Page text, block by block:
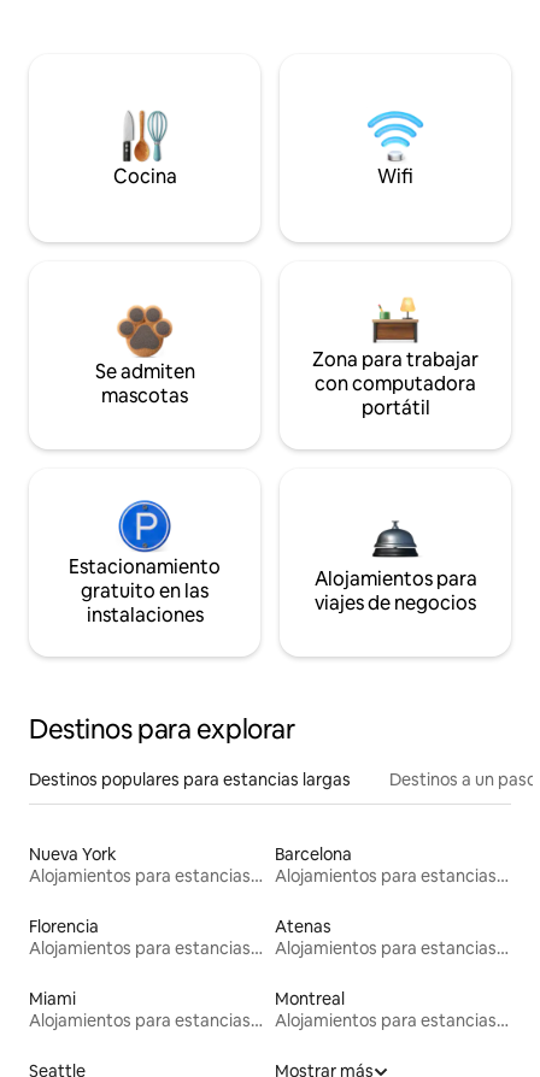
Cocina Wifi
Se admiten
mascotas
Zona para trabajar
con computadora
portátil
Estacionamiento
gratuito en las
instalaciones
Alojamientos para
viajes de negocios
Destinos para explorar
Destinos populares para estancias largas Destinos a un
Nueva York
Alojamientos para estancias largas
Barcelona
Alojamientos para estancias largas
Florencia
Alojamientos para estancias largas
Atenas
Alojamientos para estancias largas
Miami
Alojamientos para estancias largas
Montreal
Alojamientos para estancias largas
Seattle
Mostrar más